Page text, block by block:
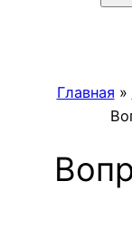
Главная »